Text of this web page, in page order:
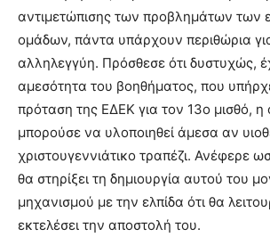
αντιμετώπισης των προβλημάτων των
ομάδων, πάντα υπάρχουν περιθώρια
αλληλεγγύη. Πρόσθεσε ότι δυστυχώς,
αμεσότητα του βοηθήματος, που
πρόταση της ΕΔΕΚ για τον 13ο μισθό, η
μπορούσε να υλοποιηθεί άμεσα αν
χριστουγεννιάτικο τραπέζι. Ανέφερε
θα στηρίξει τη δημιουργία αυτού του
μηχανισμού με την ελπίδα ότι θα
εκτελέσει την αποστολή του.